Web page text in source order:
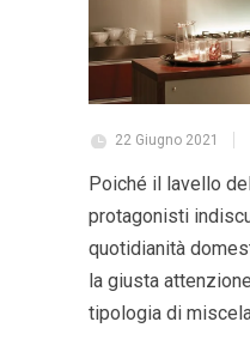
22 Giugno 2021
Poiché il lavello
protagonisti
quotidianità
la giusta
tipologia di